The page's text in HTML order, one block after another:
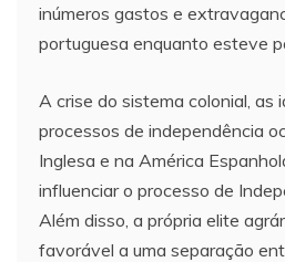
inúmeros gastos e
portuguesa enquanto esteve
A crise do sistema colonial, as
processos de independência
Inglesa e na América
influenciar o processo de
Além disso, a própria elite
favorável a uma separação